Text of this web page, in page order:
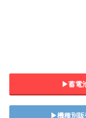
▶︎蓄電
▶︎機種別販